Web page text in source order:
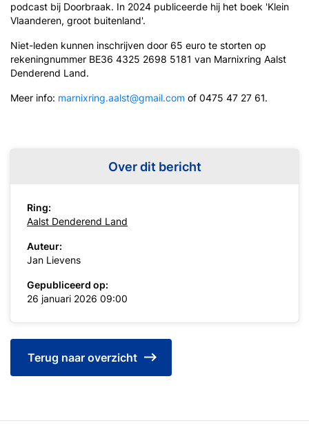
podcast bij Doorbraak. In 2024 publiceerde hij het boek 'Klein
Vlaanderen, groot buitenland'.
Niet-leden kunnen inschrijven door 65 euro te storten op
rekeningnummer BE36 4325 2698 5181 van Marnixring Aalst
Denderend Land.
Meer info: marnixring.aalst@gmail.com of 0475 47 27 61.
Over dit bericht
Ring:
Aalst Denderend Land
Auteur:
Jan Lievens
Gepubliceerd op:
26 januari 2026 09:00
Terug naar overzicht